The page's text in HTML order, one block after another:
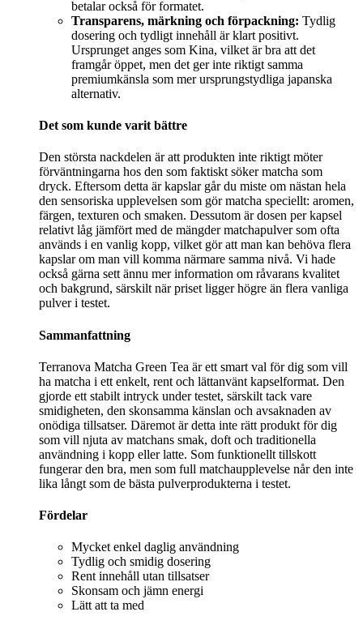
betalar också för formatet.
Transparens, märkning och förpackning: Tydlig
dosering och tydligt innehåll är klart positivt.
Ursprunget anges som Kina, vilket är bra att det
framgår öppet, men det ger inte riktigt samma
premiumkänsla som mer ursprungstydliga japanska
alternativ.
Det som kunde varit bättre
Den största nackdelen är att produkten inte riktigt möter
förväntningarna hos den som faktiskt söker matcha som
dryck. Eftersom detta är kapslar går du miste om nästan hela
den sensoriska upplevelsen som gör matcha speciellt: aromen,
färgen, texturen och smaken. Dessutom är dosen per kapsel
relativt låg jämfört med de mängder matchapulver som ofta
används i en vanlig kopp, vilket gör att man kan behöva flera
kapslar om man vill komma närmare samma nivå. Vi hade
också gärna sett ännu mer information om råvarans kvalitet
och bakgrund, särskilt när priset ligger högre än flera vanliga
pulver i testet.
Sammanfattning
Terranova Matcha Green Tea är ett smart val för dig som vill
ha matcha i ett enkelt, rent och lättanvänt kapselformat. Den
gjorde ett stabilt intryck under testet, särskilt tack vare
smidigheten, den skonsamma känslan och avsaknaden av
onödiga tillsatser. Däremot är detta inte rätt produkt för dig
som vill njuta av matchans smak, doft och traditionella
användning i kopp eller latte. Som funktionellt tillskott
fungerar den bra, men som full matchaupplevelse når den inte
lika långt som de bästa pulverprodukterna i testet.
Fördelar
Mycket enkel daglig användning
Tydlig och smidig dosering
Rent innehåll utan tillsatser
Skonsam och jämn energi
Lätt att ta med